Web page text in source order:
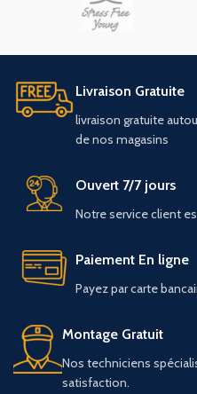
Livraison Gratuite
livraison gratuite
denos magasins
Ouvert 7/7 jours
Notre service client
Paiement En ligne
Payez par carte
Montage Gratuit
Nos techniciens
satisfaction.